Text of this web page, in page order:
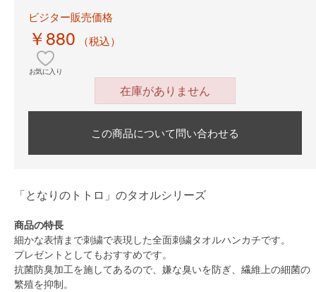
ビジター販売価格
￥880 （税込）
お気に入り
在庫がありません
この商品について問い合わせる
「となりのトトロ」のタオルシリーズ
商品の特長
細かな表情まで刺繍で表現した全面刺繍タオルハンカチです。
プレゼントとしてもおすすめです。
抗菌防臭加工を施してあるので、嫌な臭いを防ぎ、繊維上の細菌の
繁殖を抑制。